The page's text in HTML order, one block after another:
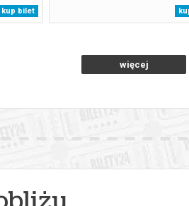
kup bilet
więcej